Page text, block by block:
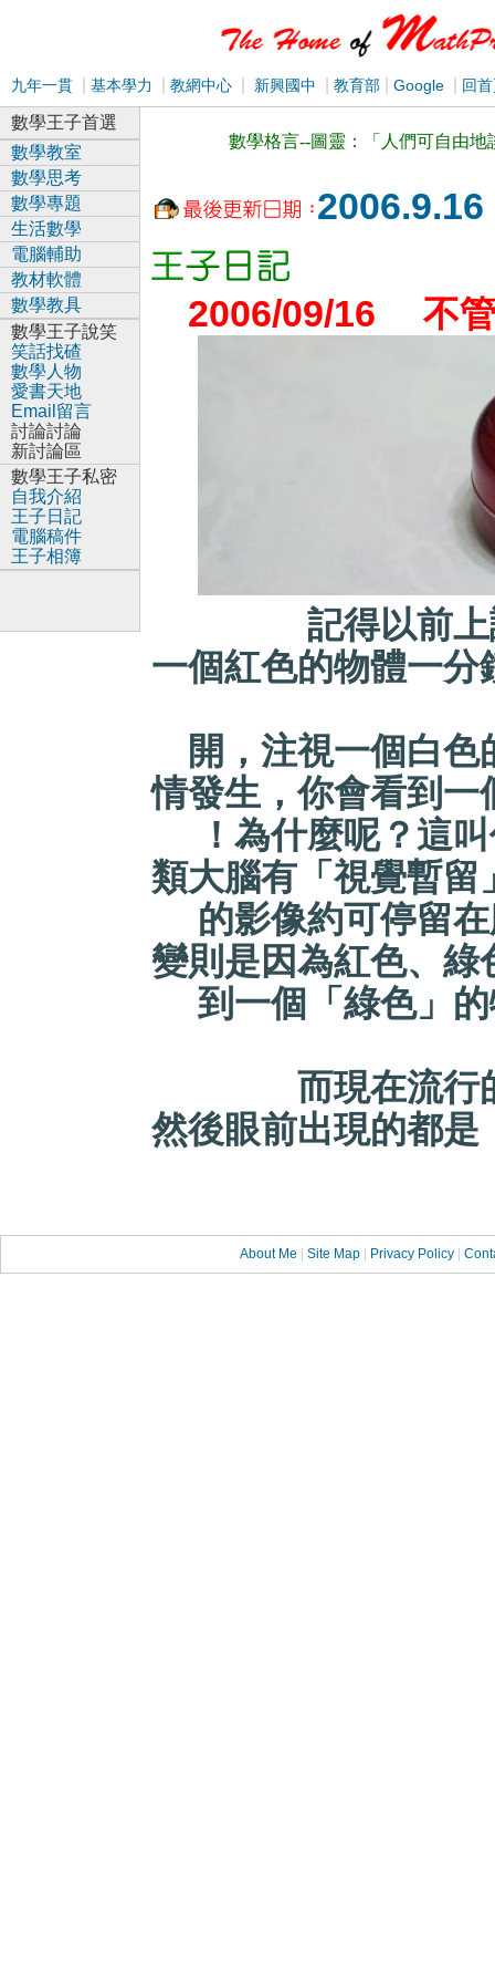
九年一貫 基本學力 教網中心 新興國中 教育部 Google 回
數學格言--圖靈：「人們可自由
2006.9.16
2006/09/16不
記得以前上課時
一個紅色的物體一
開，注視一個白
情發生，你會看到
！為什麼呢？這叫
類大腦有「視覺暫
的影像約可停留在
變則是因為紅色、
到一個「綠色」的
而現在流行的是
然後眼前出現的都是
數學王子首選
數學教室
數學思考
數學專題
生活數學
電腦輔助
教材軟體
數學教具
數學王子說笑
笑話找碴
數學人物
愛書天地
Email留言
討論討論
新討論區
數學王子私密
自我介紹
王子日記
電腦稿件
王子相簿
About Me Site Map Privacy Policy